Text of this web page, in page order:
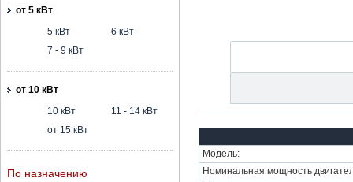
от 5 кВт
5 кВт
6 кВт
7 - 9 кВт
от 10 кВт
10 кВт
11 - 14 кВт
от 15 кВт
По назначению
Модель:
Номинальная мощность